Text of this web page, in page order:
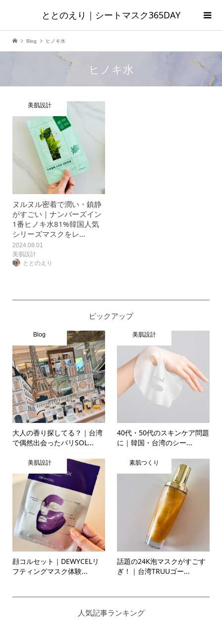
ととのえり｜シートマスク365DAY
Blog ヒノキ水
ヒノキ水
美肌設計
ヌルヌル密着で潤い・鎮静
がすごい｜ナンバーズイン
1番ヒノキ水81%韓国人気
シリーズマスクをレ...
2024.08.01
美肌設計
ととのえり
ピックアップ
Blog
大人の香り探してる？｜台湾
で偶然出会ったパリSOL...
美肌設計
40代・50代のスキンケア問題
に｜韓国・台湾のシー...
美肌設計
顔コルセット｜DEWYCELリ
フティングマスク体験...
素肌つくり
話題の24K泡マスクがすごす
ぎ！｜台湾TRUUゴー...
人気記事ランキング